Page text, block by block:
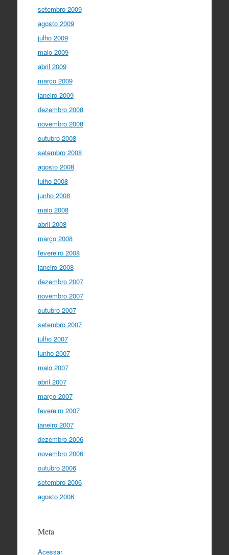
setembro 2009
agosto 2009
julho 2009
maio 2009
abril 2009
março 2009
janeiro 2009
dezembro 2008
novembro 2008
outubro 2008
setembro 2008
agosto 2008
julho 2008
junho 2008
maio 2008
abril 2008
março 2008
fevereiro 2008
janeiro 2008
dezembro 2007
novembro 2007
outubro 2007
setembro 2007
julho 2007
junho 2007
maio 2007
abril 2007
março 2007
fevereiro 2007
janeiro 2007
dezembro 2006
novembro 2006
outubro 2006
setembro 2006
agosto 2006
Meta
Acessar